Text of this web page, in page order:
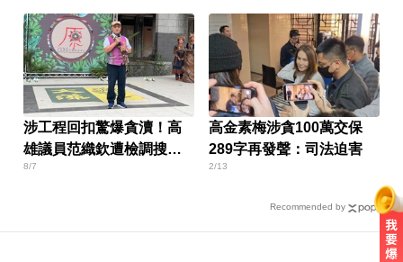
涉工程回扣驚爆貪瀆！高
雄議員范織欽遭檢調搜索
偵訓
8/7
高金素梅涉貪100萬交保
289字再發聲：司法迫害
2/13
Recommended by